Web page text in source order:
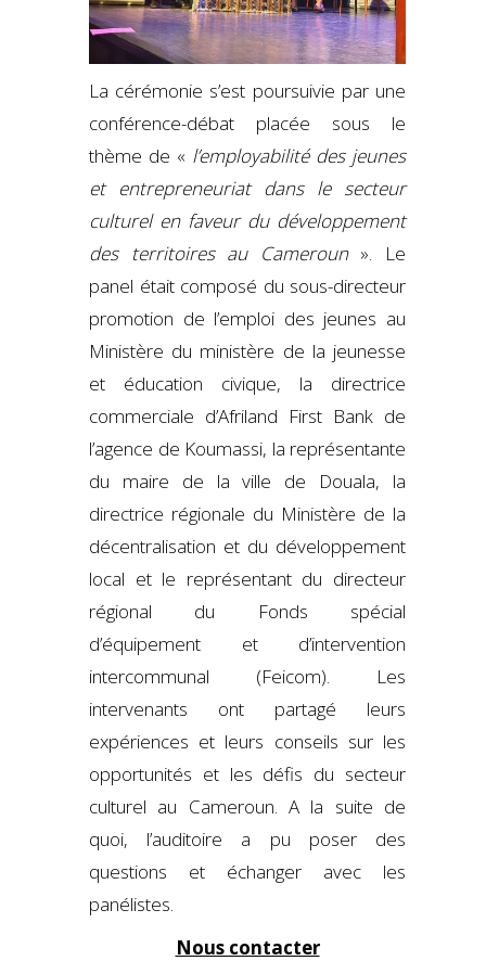
La cérémonie s’est poursuivie par une
conférence-débat placée sous le
thème de « l’employabilité des jeunes
et entrepreneuriat dans le secteur
culturel en faveur du développement
des territoires au Cameroun». Le
panel était composé du sous-directeur
promotion de l’emploi des jeunes au
Ministère du ministère de la jeunesse
et éducation civique, la directrice
commerciale d’Afriland First Bank de
l’agence de Koumassi, la représentante
du maire de la ville de Douala, la
directrice régionale du Ministère de la
décentralisation et du développement
local et le représentant du directeur
régional du Fonds spécial
d’équipement et d’intervention
intercommunal (Feicom). Les
intervenants ont partagé leurs
expériences et leurs conseils sur les
opportunités et les défis du secteur
culturel au Cameroun. A la suite de
quoi, l’auditoire a pu poser des
questions et échanger avec les
panélistes.
Nous contacter